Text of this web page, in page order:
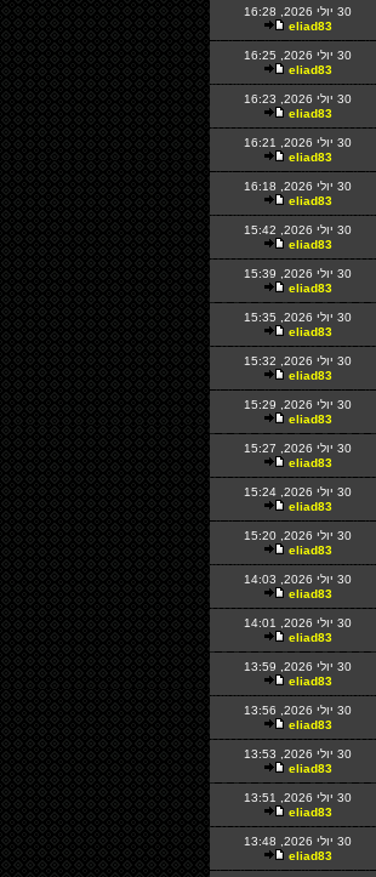
30 יולי 2026, 16:28
eliad83
30 יולי 2026, 16:25
eliad83
30 יולי 2026, 16:23
eliad83
30 יולי 2026, 16:21
eliad83
30 יולי 2026, 16:18
eliad83
30 יולי 2026, 15:42
eliad83
30 יולי 2026, 15:39
eliad83
30 יולי 2026, 15:35
eliad83
30 יולי 2026, 15:32
eliad83
30 יולי 2026, 15:29
eliad83
30 יולי 2026, 15:27
eliad83
30 יולי 2026, 15:24
eliad83
30 יולי 2026, 15:20
eliad83
30 יולי 2026, 14:03
eliad83
30 יולי 2026, 14:01
eliad83
30 יולי 2026, 13:59
eliad83
30 יולי 2026, 13:56
eliad83
30 יולי 2026, 13:53
eliad83
30 יולי 2026, 13:51
eliad83
30 יולי 2026, 13:48
eliad83